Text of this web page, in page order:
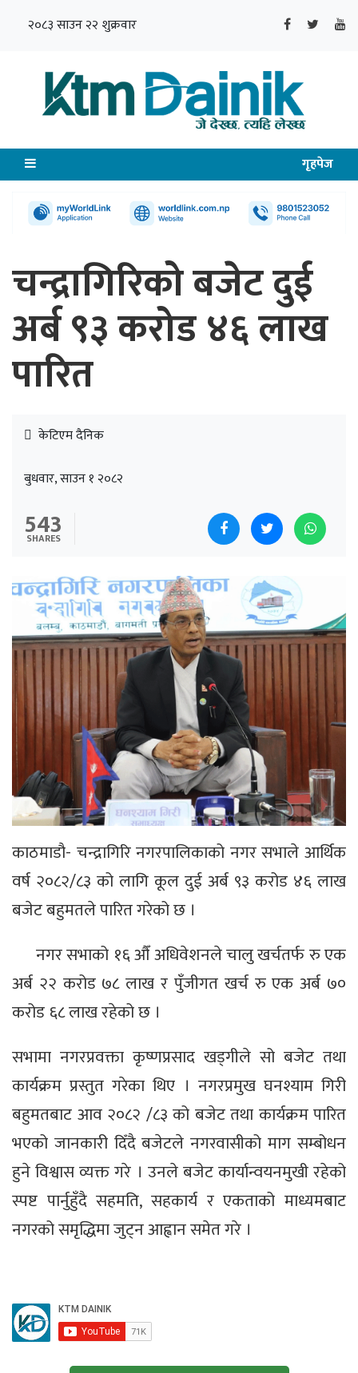
२०८३ साउन २२ शुक्रवार
गृहपेज
चन्द्रागिरिको बजेट दुई
अर्ब ९३ करोड ४६ लाख
पारित
केटिएम दैनिक
बुधवार, साउन १ २०८२
543
SHARES
काठमाडौ- चन्द्रागिरि नगरपालिकाको नगर सभाले आर्थिक
वर्ष २०८२/८३ को लागि कूल दुई अर्ब ९३ करोड ४६ लाख
बजेट बहुमतले पारित गरेको छ ।
नगर सभाको १६ औँ अधिवेशनले चालु खर्चतर्फ रु एक
अर्ब २२ करोड ७८ लाख र पुँजीगत खर्च रु एक अर्ब ७०
करोड ६८ लाख रहेको छ ।
सभामा नगरप्रवक्ता कृष्णप्रसाद खड्गीले सो बजेट तथा
कार्यक्रम प्रस्तुत गरेका थिए । नगरप्रमुख घनश्याम गिरी
बहुमतबाट आव २०८२ /८३ को बजेट तथा कार्यक्रम पारित
भएको जानकारी दिँदै बजेटले नगरवासीको माग सम्बोधन
हुने विश्वास व्यक्त गरे । उनले बजेट कार्यान्वयनमुखी रहेको
स्पष्ट पार्नुहुँदै सहमति, सहकार्य र एकताको माध्यमबाट
नगरको समृद्धिमा जुट्न आह्वान समेत गरे ।